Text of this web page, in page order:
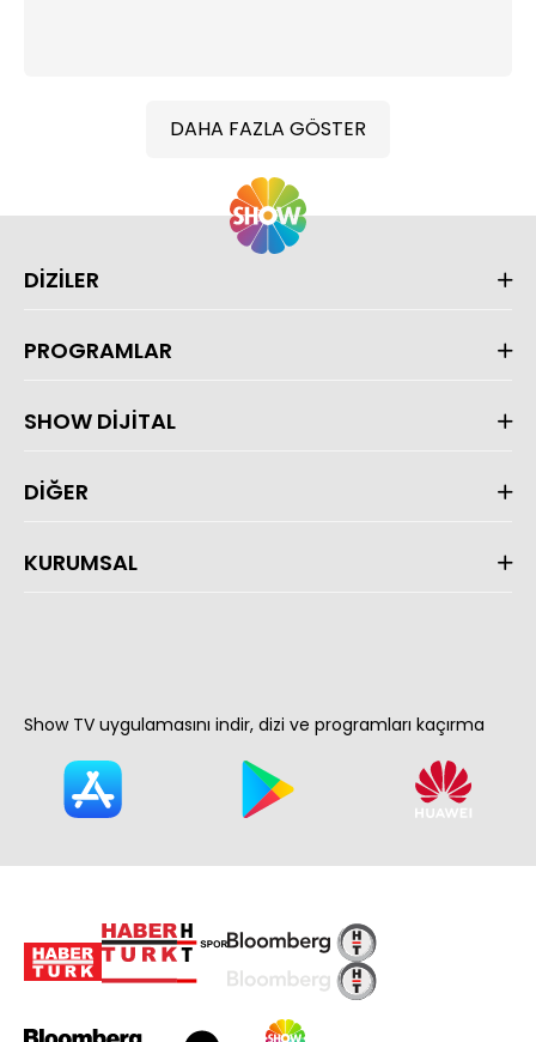
DAHA FAZLA GÖSTER
DİZİLER
PROGRAMLAR
SHOW DİJİTAL
DİĞER
KURUMSAL
Show TV uygulamasını indir, dizi ve programları kaçırma